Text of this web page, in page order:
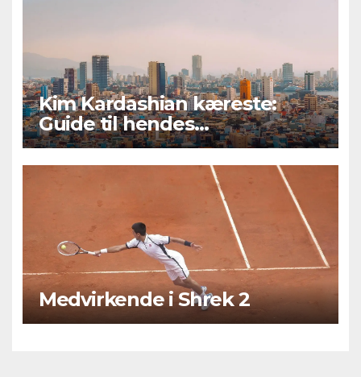
Kim Kardashian kæreste:
Guide til hendes
kærlighedsliv og romantiske
forhold
Medvirkende i Shrek 2